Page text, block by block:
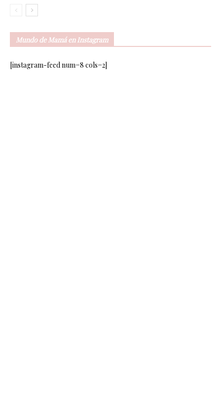
Mundo de Mamá en Instagram
[instagram-feed num=8 cols=2]